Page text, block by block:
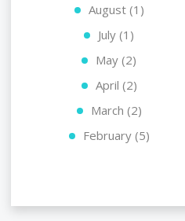
August (1)
July (1)
May (2)
April (2)
March (2)
February (5)